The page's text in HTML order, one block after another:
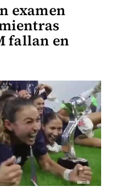
examen
fallan en